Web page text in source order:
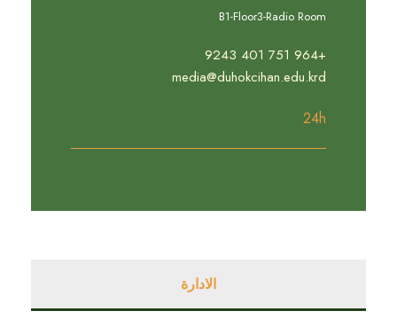
B1-Floor3-Radio Room
+964 751 401 9243
media@duhokcihan.edu.krd
24h
الادارة